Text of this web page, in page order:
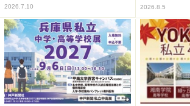
2026.7.10 2026.8.5